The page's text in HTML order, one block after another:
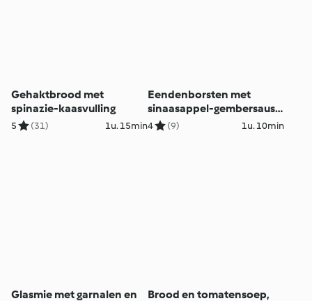
Gehaktbrood met
spinazie-kaasvulling
5 (31) 1u. 15min
Eendenborsten met
sinaasappel-gembersaus,
aardappelpuree en
4 (9) 1u. 10min
Glasmie met garnalen en
Brood en tomatensoep,